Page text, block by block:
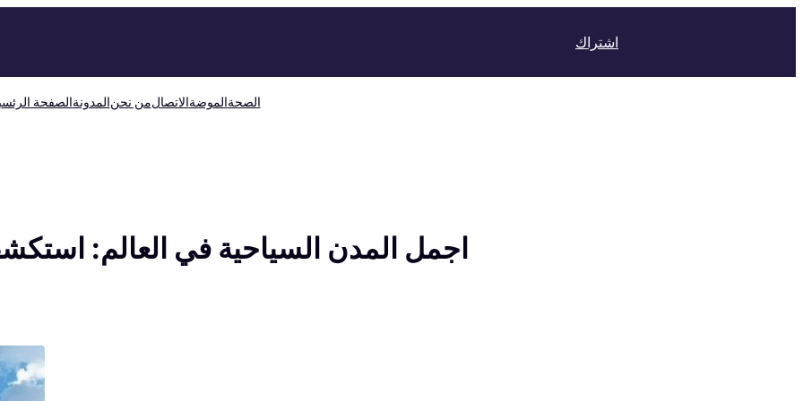
اشتراك
الصفحةالمدونةمن نحنالاتصالالموضةالصحة
اجمل المدن السياحية في العالم: